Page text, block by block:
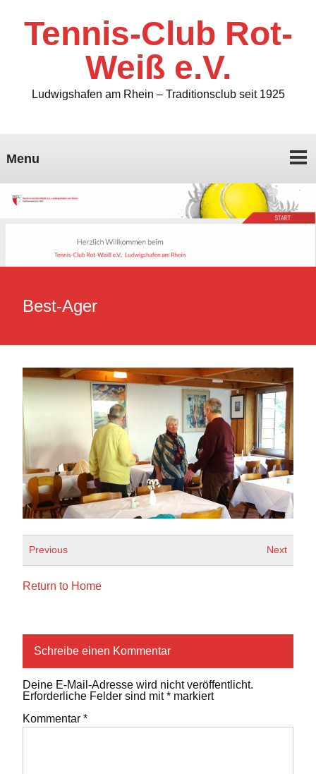
Tennis-Club Rot-
Weiß e.V.
Ludwigshafen am Rhein – Traditionsclub seit 1925
Menu
Best-Ager
Previous Next
Return to Home
Schreibe einen Kommentar
Deine E-Mail-Adresse wird nicht veröffentlicht.
Erforderliche Felder sind mit* markiert
Kommentar *